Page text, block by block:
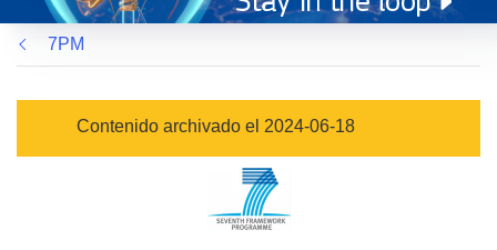
una
nueva
ventana)
7PM
Contenido archivado el 2024-06-18